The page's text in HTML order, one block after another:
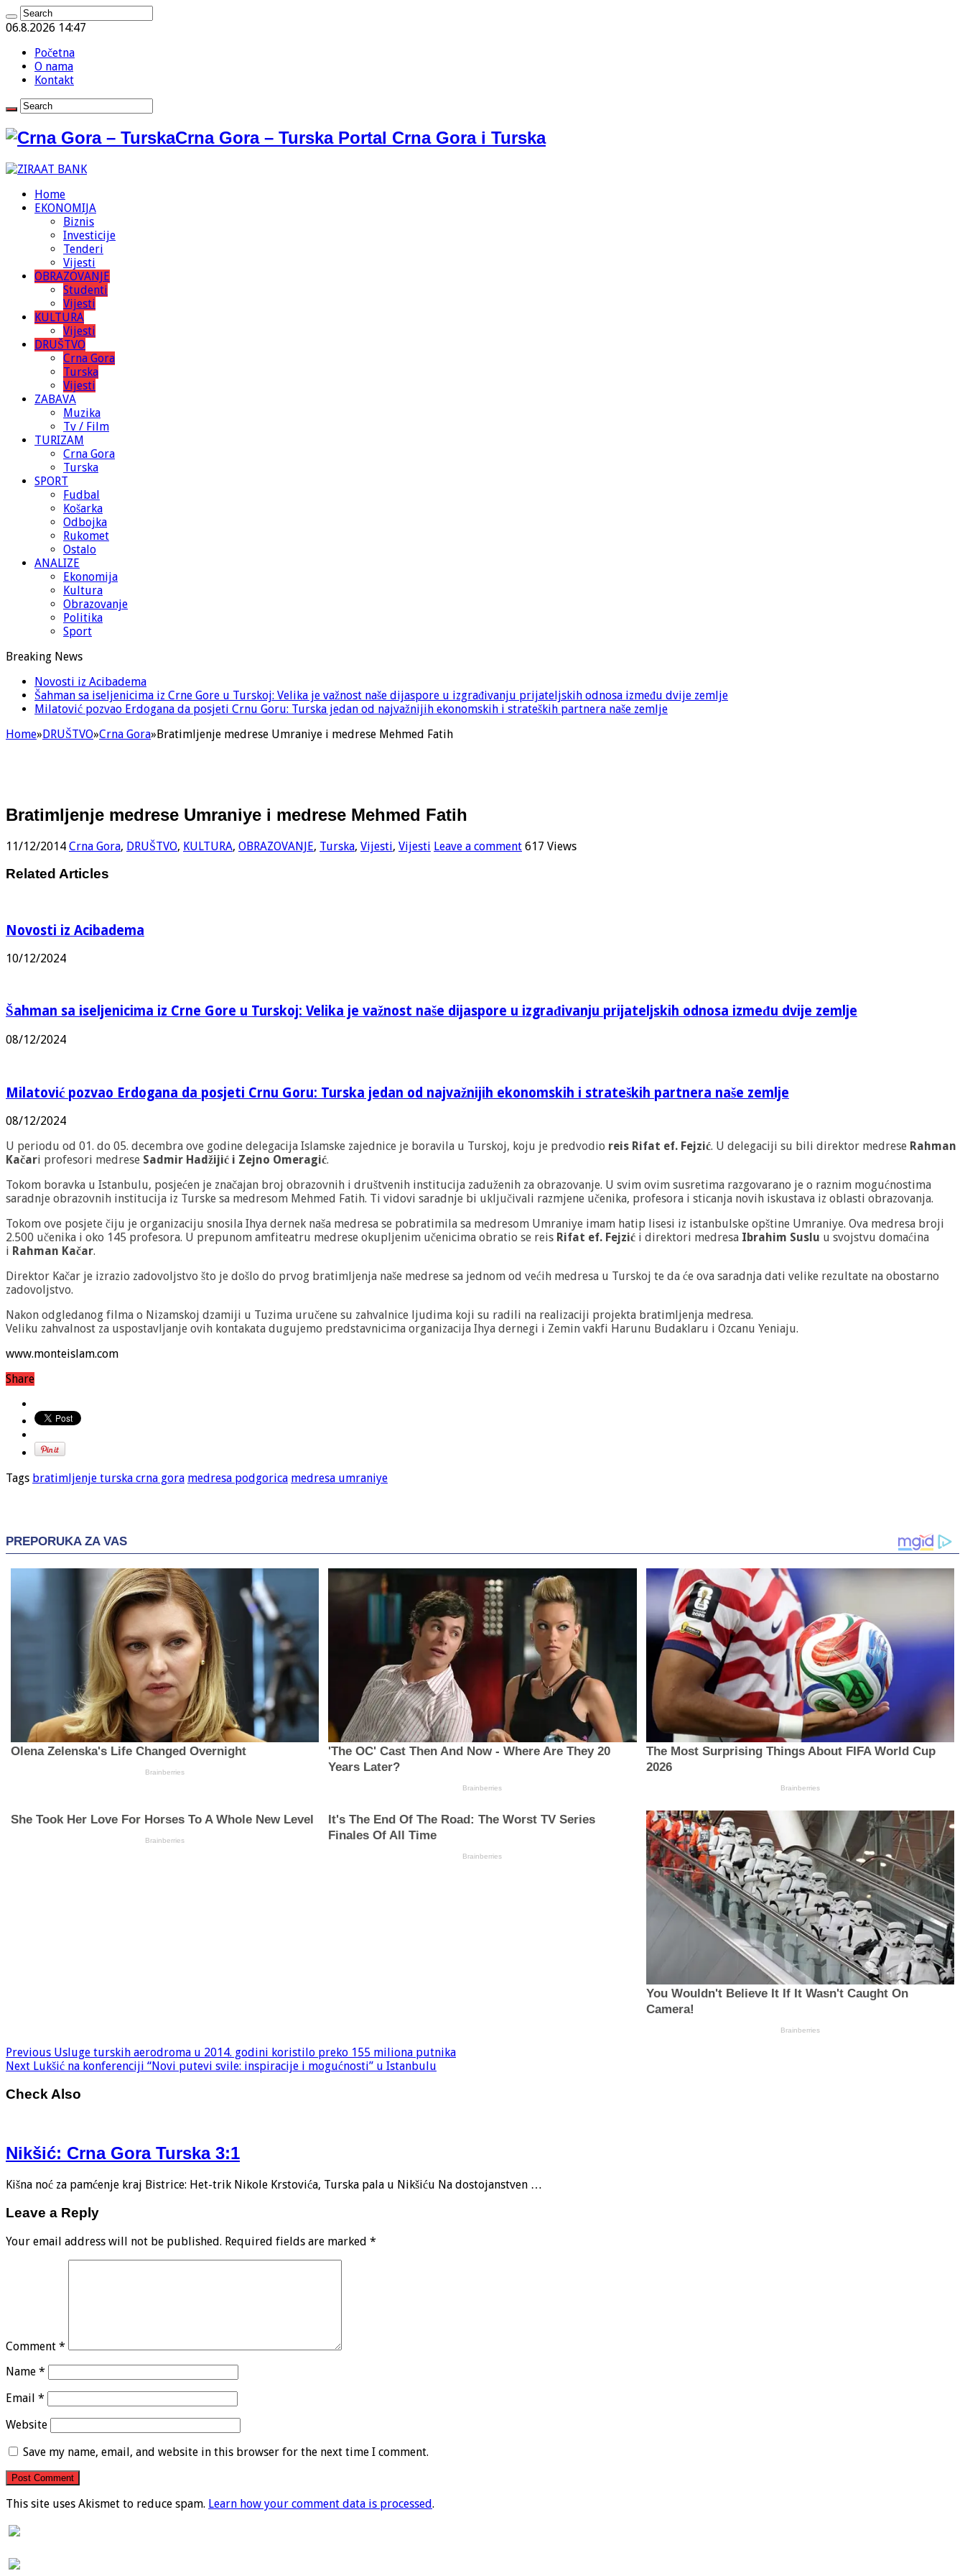
06.8.2026 14:47
Početna
O nama
Kontakt
Crna Gora – Turska Portal Crna Gora i Turska
Home
EKONOMIJA
Biznis
Investicije
Tenderi
Vijesti
OBRAZOVANJE
Studenti
Vijesti
KULTURA
Vijesti
DRUŠTVO
Crna Gora
Turska
Vijesti
ZABAVA
Muzika
Tv / Film
TURIZAM
Crna Gora
Turska
SPORT
Fudbal
Košarka
Odbojka
Rukomet
Ostalo
ANALIZE
Ekonomija
Kultura
Obrazovanje
Politika
Sport
Breaking News
Novosti iz Acibadema
Šahman sa iseljenicima iz Crne Gore u Turskoj: Velika je važnost naše dijaspore u izgrađivanju prijateljskih odnosa između dvije zemlje
Milatović pozvao Erdogana da posjeti Crnu Goru: Turska jedan od najvažnijih ekonomskih i strateških partnera naše zemlje
Home»DRUŠTVO»Crna Gora»Bratimljenje medrese Umraniye i medrese Mehmed Fatih
Bratimljenje medrese Umraniye i medrese Mehmed Fatih
11/12/2014 Crna Gora, DRUŠTVO, KULTURA, OBRAZOVANJE, Turska, Vijesti, Vijesti Leave a comment 617 Views
Related Articles
Novosti iz Acibadema
10/12/2024
Šahman sa iseljenicima iz Crne Gore u Turskoj: Velika je važnost naše dijaspore u izgrađivanju prijateljskih odnosa između dvije zemlje
08/12/2024
Milatović pozvao Erdogana da posjeti Crnu Goru: Turska jedan od najvažnijih ekonomskih i strateških partnera naše zemlje
08/12/2024
U periodu od 01. do 05. decembra ove godine delegacija Islamske zajednice je boravila u Turskoj, koju je predvodio reis Rifat ef. Fejzić. U delegaciji su bili direktor medrese Rahman
Kačari profesori medrese Sadmir Hadžijić i Zejno Omeragić.
Tokom boravka u Istanbulu, posjećen je značajan broj obrazovnih i društvenih institucija zaduženih za obrazovanje. U svim ovim susretima razgovarano je o raznim mogućnostima
saradnje obrazovnih institucija iz Turske sa medresom Mehmed Fatih. Ti vidovi saradnje bi uključivali razmjene učenika, profesora i sticanja novih iskustava iz oblasti obrazovanja.
Tokom ove posjete čiju je organizaciju snosila Ihya dernek naša medresa se pobratimila sa medresom Umraniye imam hatip lisesi iz istanbulske opštine Umraniye. Ova medresa broji
2.500 učenika i oko 145 profesora. U prepunom amfiteatru medrese okupljenim učenicima obratio se reis Rifat ef. Fejzić i direktori medresa Ibrahim Suslu u svojstvu domaćina
i Rahman Kačar.
Direktor Kačar je izrazio zadovoljstvo što je došlo do prvog bratimljenja naše medrese sa jednom od većih medresa u Turskoj te da će ova saradnja dati velike rezultate na obostarno
zadovoljstvo.
Nakon odgledanog filma o Nizamskoj dzamiji u Tuzima uručene su zahvalnice ljudima koji su radili na realizaciji projekta bratimljenja medresa.
Veliku zahvalnost za uspostavljanje ovih kontakata dugujemo predstavnicima organizacija Ihya dernegi i Zemin vakfi Harunu Budaklaru i Ozcanu Yeniaju.
www.monteislam.com
Share
Tags bratimljenje turska crna gora medresa podgorica medresa umraniye
Previous Usluge turskih aerodroma u 2014. godini koristilo preko 155 miliona putnika
Next Lukšić na konferenciji “Novi putevi svile: inspiracije i mogućnosti” u Istanbulu
Check Also
Nikšić: Crna Gora Turska 3:1
Kišna noć za pamćenje kraj Bistrice: Het-trik Nikole Krstovića, Turska pala u Nikšiću Na dostojanstven …
Leave a Reply
Your email address will not be published. Required fields are marked *
Comment *
Name *
Email *
Website
Save my name, email, and website in this browser for the next time I comment.
This site uses Akismet to reduce spam. Learn how your comment data is processed.